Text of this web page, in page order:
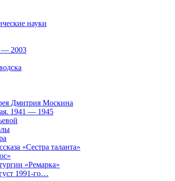
науки
— 2003
Дмитрия Москина
1941 — 1945
«Сестра таланта»
«Ремарка»
1991-го…